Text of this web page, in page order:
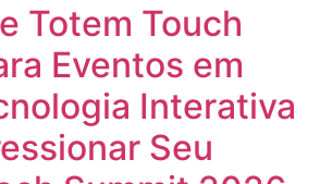
Totem Touch
Eventos em
Interativa
Seu